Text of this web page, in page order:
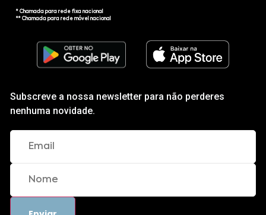
* Chamada para rede fixa nacional
** Chamada para rede móvel nacional
Subscreve a nossa newsletter para não perderes
nenhuma novidade.